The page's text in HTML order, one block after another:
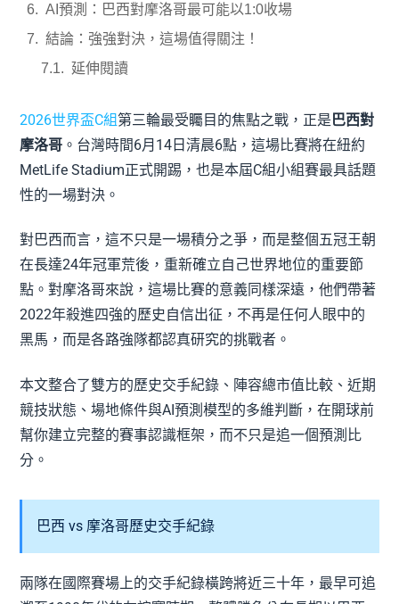
AI預測：巴西對摩洛哥最可能以1:0收場
結論：強強對決，這場值得關注！
延伸閱讀
2026世界盃C組第三輪最受矚目的焦點之戰，正是巴西對
摩洛哥 。台灣時間6月14日清晨6點，這場比賽將在紐約
MetLife Stadium正式開踢，也是本屆C組小組賽最具話題
性的一場對決。
對巴西而言，這不只是一場積分之爭，而是整個五冠王朝
在長達24年冠軍荒後，重新確立自己世界地位的重要節
點。對摩洛哥來說，這場比賽的意義同樣深遠，他們帶著
2022年殺進四強的歷史自信出征，不再是任何人眼中的
黑馬，而是各路強隊都認真研究的挑戰者。
本文整合了雙方的歷史交手紀錄、陣容總市值比較、近期
競技狀態、場地條件與AI預測模型的多維判斷，在開球前
幫你建立完整的賽事認識框架，而不只是追一個預測比
分。
巴西 vs 摩洛哥歷史交手紀錄
兩隊在國際賽場上的交手紀錄橫跨將近三十年，最早可追